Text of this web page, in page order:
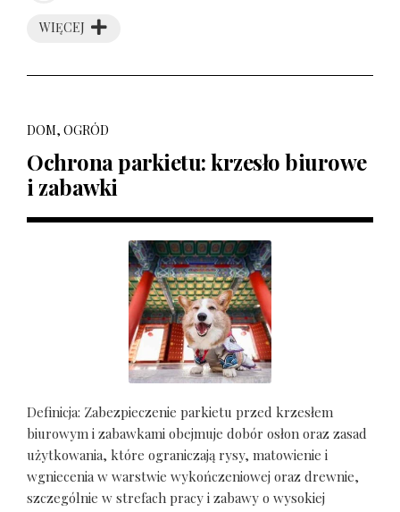
WIĘCEJ
DOM, OGRÓD
Ochrona parkietu: krzesło biurowe
i zabawki
Definicja: Zabezpieczenie parkietu przed krzesłem
biurowym i zabawkami obejmuje dobór osłon oraz zasad
użytkowania, które ograniczają rysy, matowienie i
wgniecenia w warstwie wykończeniowej oraz drewnie,
szczególnie w strefach pracy i zabawy o wysokiej